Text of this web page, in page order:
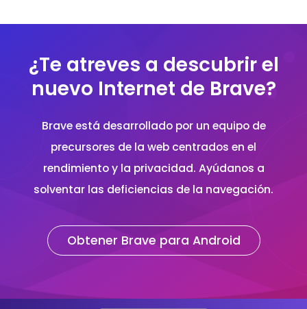
¿Te atreves a descubrir el
nuevo Internet de Brave?
Brave está desarrollado por un equipo de
precursores de la web centrados en el
rendimiento y la privacidad. Ayúdanos a
solventar las deficiencias de la navegación.
Obtener Brave para Android